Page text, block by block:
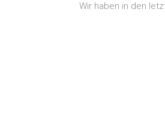
Wir haben in den